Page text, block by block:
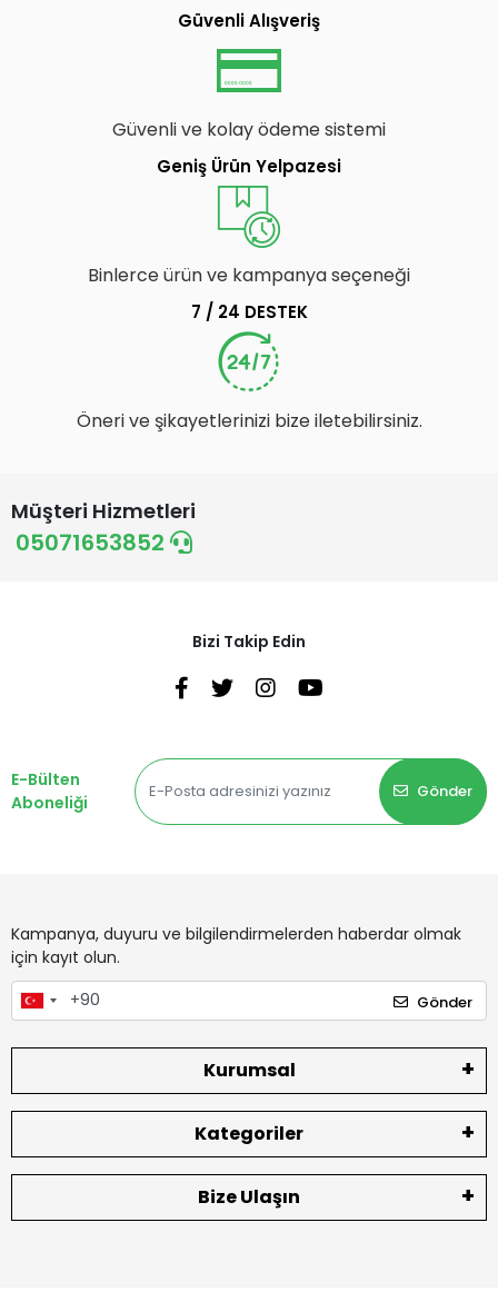
Güvenli Alışveriş
Güvenli ve kolay ödeme sistemi
Geniş Ürün Yelpazesi
Binlerce ürün ve kampanya seçeneği
7 / 24 DESTEK
Öneri ve şikayetlerinizi bize iletebilirsiniz.
Müşteri Hizmetleri
05071653852
Bizi Takip Edin
E-Bülten
Aboneliği
Gönder
Kampanya, duyuru ve bilgilendirmelerden haberdar olmak
için kayıt olun.
Gönder
Kurumsal
Kategoriler
Bize Ulaşın